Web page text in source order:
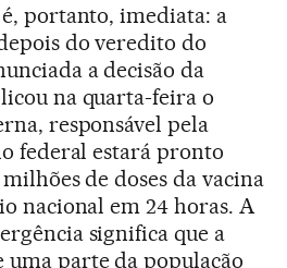
portanto, imediata: a
do veredito do
a decisão da
na quarta-feira o
responsável pela
federal estará pronto
de doses da vacina
nacional em 24 horas. A
significa que a
parte da população